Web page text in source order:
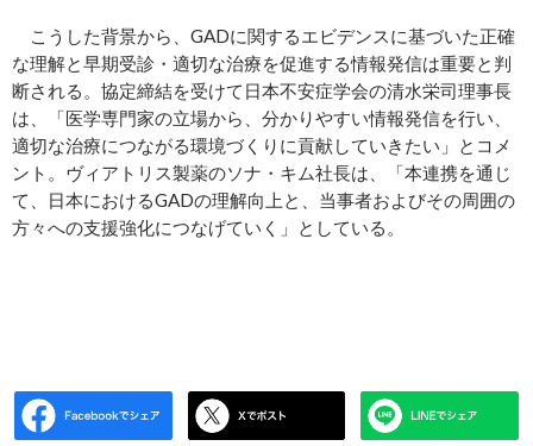
こうした背景から、GADに関するエビデンスに基づいた正確
な理解と早期受診・適切な治療を促進する情報発信は重要と判
断される。協定締結を受けて日本不安症学会の清水栄司理事長
は、「医学専門家の立場から、分かりやすい情報発信を行い、
適切な治療につながる環境づくりに貢献していきたい」とコメ
ント。ヴィアトリス製薬のソナ・キム社長は、「本連携を通じ
て、日本におけるGADの理解向上と、当事者およびその周囲の
方々への支援強化につなげていく」としている。